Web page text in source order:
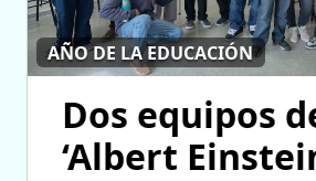
AÑO DE LA EDUCACIÓN
Dos equipos
‘Albert